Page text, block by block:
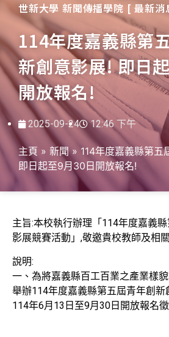
世新大學 新聞傳播學院 [ 最新消
114年度嘉義縣第
新創意影展! 即日
開放報名!
2025-09-24 12:46 下午
主頁 » 新聞 » 114年度嘉義縣第五
即日起至9月30日開放報名!
主旨:本校執行辦理「114年度嘉義
影展競賽活動」,敬邀貴校教師及相
說明:
一、為將嘉義縣百工百業之產業樣
舉辦114年度嘉義縣第五屆青年創新
114年6月13日至9月30日開放報名徵